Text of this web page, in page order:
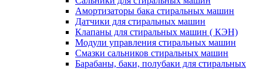
Амортизаторы бака стиральных машин
Датчики для стиральных машин
Клапаны для стиральных машин ( КЭН)
Модули управления стиральных машин
Смазки сальников стиральных машин
Барабаны, баки, полубаки для стиральных